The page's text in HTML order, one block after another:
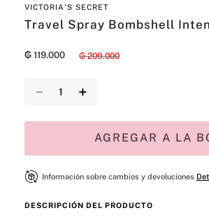
VICTORIA'S SECRET
Travel Spray Bombshell
₲ 119.000 ₲ 209.000
＋
－
AGREGAR A LA
Información sobre cambios y devoluciones
DESCRIPCIÓN DEL PRODUCTO